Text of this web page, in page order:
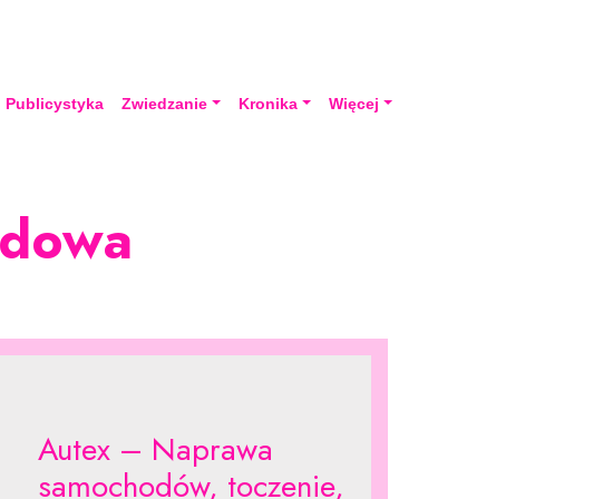
Publicystyka Zwiedzanie Kronika Więcej
Autex – Naprawa
samochodów, toczenie,